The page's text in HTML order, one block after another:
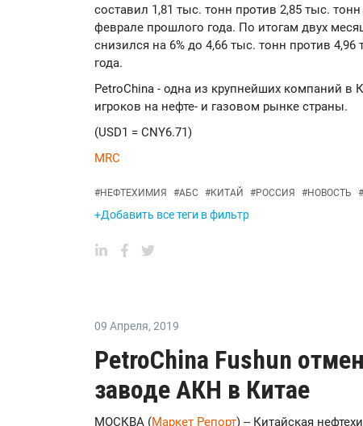
составил 1,81 тыс. тонн против 2,85 тыс.
феврале прошлого года. По итогам двух
снизился на 6% до 4,66 тыс. тонн против
года.
PetroChina - одна из крупнейших компаний в
игроков на нефте- и газовом рынке страны.
(USD1 = CNY6.71)
MRC
#НЕФТЕХИМИЯ #АБС #КИТАЙ #РОССИЯ #НОВОСТЬ #
+Добавить все теги в фильтр
09 Апреля, 2019
PetroChina Fushun
заводе АКН в Китае
МОСКВА (Маркет Репорт) -- Китайская